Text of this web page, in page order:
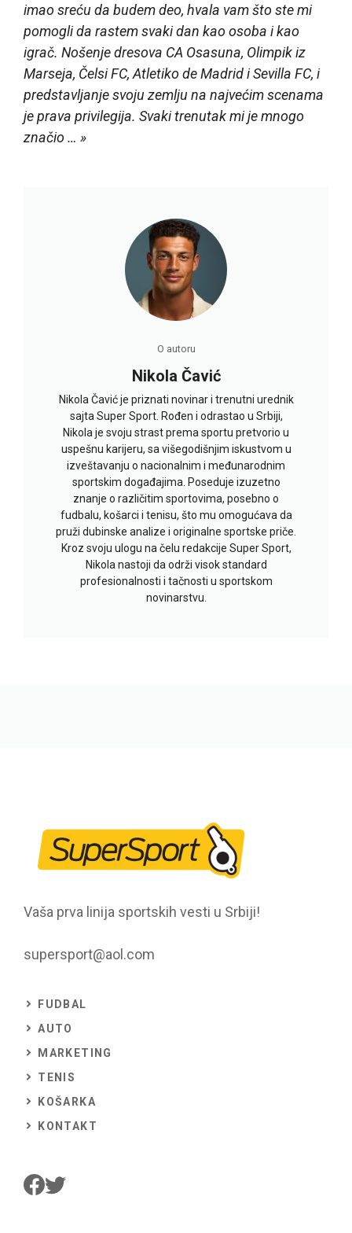
imao sreću da budem deo, hvala vam što ste mi
pomogli da rastem svaki dan kao osoba i kao
igrač. Nošenje dresova CA Osasuna, Olimpik iz
Marseja, Čelsi FC, Atletiko de Madrid i Sevilla FC, i
predstavljanje svoju zemlju na najvećim scenama
je prava privilegija. Svaki trenutak mi je mnogo
značio … »
O autoru
Nikola Čavić
Nikola Čavić je priznati novinar i trenutni urednik
sajta Super Sport. Rođen i odrastao u Srbiji,
Nikola je svoju strast prema sportu pretvorio u
uspešnu karijeru, sa višegodišnjim iskustvom u
izveštavanju o nacionalnim i međunarodnim
sportskim događajima. Poseduje izuzetno
znanje o različitim sportovima, posebno o
fudbalu, košarci i tenisu, što mu omogućava da
pruži dubinske analize i originalne sportske priče.
Kroz svoju ulogu na čelu redakcije Super Sport,
Nikola nastoji da održi visok standard
profesionalnosti i tačnosti u sportskom
novinarstvu.
Vaša prva linija sportskih vesti u Srbiji!
supersport@aol.com
FUDBAL
AUTO
MARKETING
TENIS
KOŠARKA
KONTAKT